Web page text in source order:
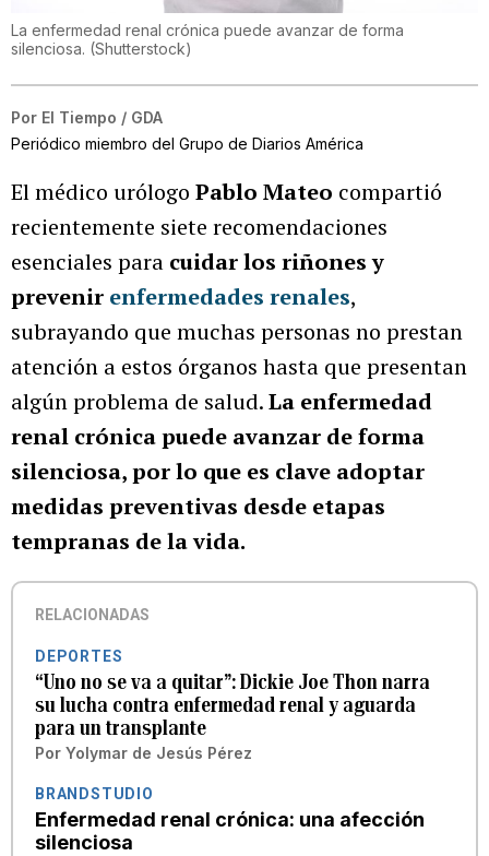
La enfermedad renal crónica puede avanzar de forma
silenciosa. (Shutterstock)
Por El Tiempo / GDA
Periódico miembro del Grupo de Diarios América
El médico urólogo Pablo Mateo compartió
recientemente siete recomendaciones
esenciales para cuidar los riñones y
prevenir enfermedades renales,
subrayando que muchas personas no prestan
atención a estos órganos hasta que presentan
algún problema de salud.La enfermedad
renal crónica puede avanzar de forma
silenciosa, por lo que es clave adoptar
medidas preventivas desde etapas
tempranas de la vida.
RELACIONADAS
DEPORTES
“Uno no se va a quitar”: Dickie Joe Thon narra
su lucha contra enfermedad renal y aguarda
para un transplante
Por Yolymar de Jesús Pérez
BRANDSTUDIO
Enfermedad renal crónica: una afección
silenciosa